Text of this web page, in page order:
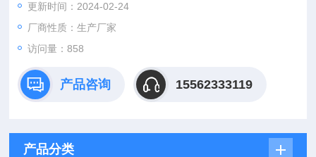
手持式结构，外形尺寸：85×167×35（mm）
更新时间：2024-02-24
厂商性质：生产厂家
访问量：858
产品咨询 15562333119
产品分类